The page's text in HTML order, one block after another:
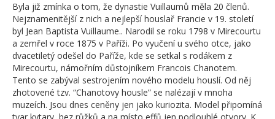
Byla již zmínka o tom, že dynastie Vuillaumů měla 20 členů.
Nejznamenitější z nich a nejlepší houslař Francie v 19. století
byl Jean Baptista Vuillaume.. Narodil se roku 1798 v Mirecourtu
a zemřel v roce 1875 v Paříži. Po vyučení u svého otce, jako
dvacetiletý odešel do Paříže, kde se setkal s rodákem z
Mirecourtu, námořním důstojníkem Francois Chanotem.
Tento se zabýval sestrojením nového modelu houslí. Od něj
zhotovené tzv. “Chanotovy housle” se nalézají v mnoha
muzeích. Jsou dnes ceněny jen jako kuriozita. Model připomíná